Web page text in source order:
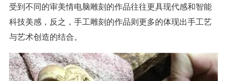
受到不同的审美情电脑雕刻的作品往往更具现代感和智能
科技美感，反之，手工雕刻的作品则更多的体现出手工艺
与艺术创造的结合。